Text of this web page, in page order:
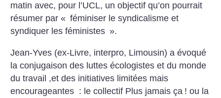
matin avec, pour l’UCL, un objectif qu’on pourrait
résumer par « féminiser le syndicalisme et
syndiquer les féministes ».
Jean-Yves (ex-Livre, interpro, Limousin) a évoqué
la conjugaison des luttes écologistes et du monde
du travail ,et des initiatives limitées mais
encourageantes : le collectif Plus jamais ça ! ou la